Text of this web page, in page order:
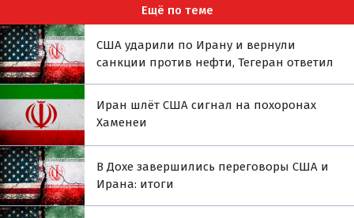
Ещё по теме
США ударили по Ирану и вернули
санкции против нефти, Тегеран ответил
Иран шлёт США сигнал на похоронах
Хаменеи
В Дохе завершились переговоры США и
Ирана: итоги